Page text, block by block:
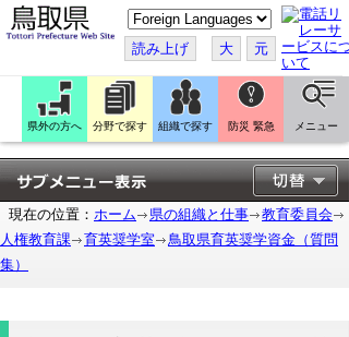
こ
の
ペ
ー
ジ
翻
訳
す
る
読み上げ 大 元
県外の方へ 分野で探す 組織で探す 防災 緊急 メニュー
現在の位置： ホーム 県の組織と仕事
教育委員会
人権教育課
育英奨学室
鳥取県育英奨学資金（質問
集）